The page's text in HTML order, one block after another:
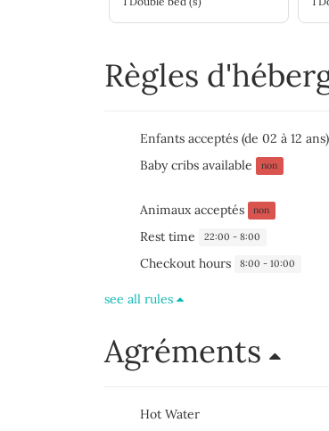
Règles
Enfants acceptés (de 02 à 12 ans)
Baby cribs available non
Animaux acceptés non
Rest time 22:00 - 8:00
Checkout hours 8:00 - 10:00
see all rules
Agréments
Hot Water